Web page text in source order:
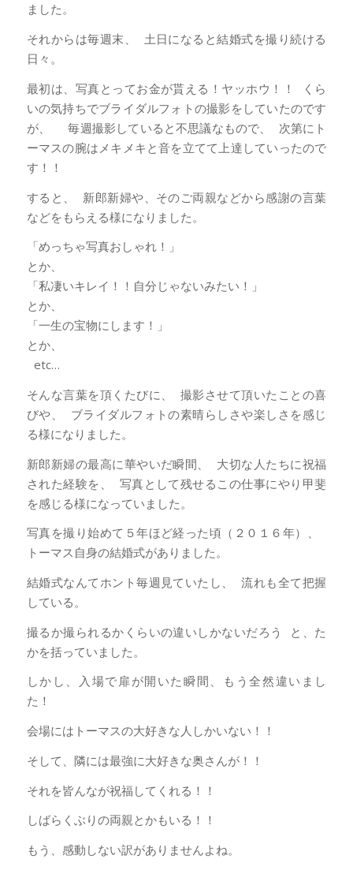
ました。
それからは毎週末、 土日になると結婚式を撮り続ける
日々。
最初は、写真とってお金が貰える！ヤッホウ！！ くら
いの気持ちでブライダルフォトの撮影をしていたのです
が、 毎週撮影していると不思議なもので、 次第にト
ーマスの腕はメキメキと音を立てて上達していったので
す！！
すると、 新郎新婦や、そのご両親などから感謝の言葉
などをもらえる様になりました。
「めっちゃ写真おしゃれ！」
とか、
「私凄いキレイ！！自分じゃないみたい！」
とか、
「一生の宝物にします！」
とか、
etc…
そんな言葉を頂くたびに、 撮影させて頂いたことの喜
びや、 ブライダルフォトの素晴らしさや楽しさを感じ
る様になりました。
新郎新婦の最高に華やいだ瞬間、 大切な人たちに祝福
された経験を、 写真として残せるこの仕事にやり甲斐
を感じる様になっていました。
写真を撮り始めて５年ほど経った頃（２０１６年）、
トーマス自身の結婚式がありました。
結婚式なんてホント毎週見ていたし、 流れも全て把握
している。
撮るか撮られるかくらいの違いしかないだろう と、た
かを括っていました。
しかし、入場で扉が開いた瞬間、もう全然違いまし
た！
会場にはトーマスの大好きな人しかいない！！
そして、隣には最強に大好きな奥さんが！！
それを皆んなが祝福してくれる！！
しばらくぶりの両親とかもいる！！
もう、感動しない訳がありませんよね。